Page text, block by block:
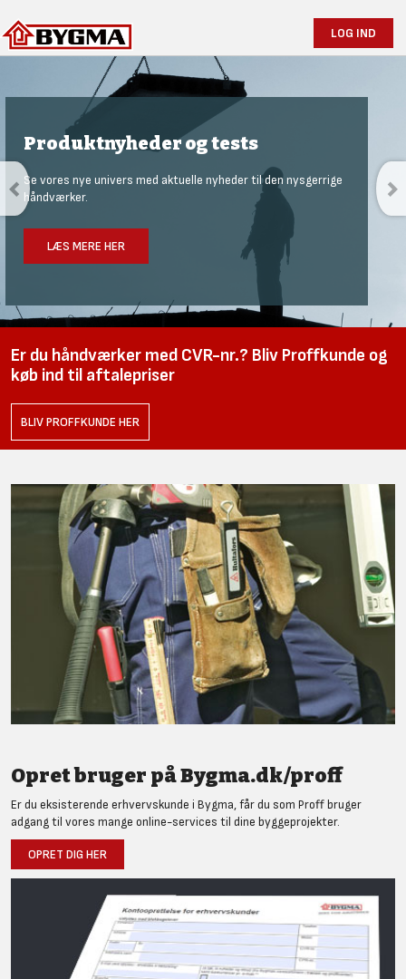
LOG IND
Produktnyheder og tests
Se vores nye univers med aktuelle nyheder til den nysgerrige
håndværker.
LÆS MERE HER
Er du håndværker med CVR-nr.? Bliv Proffkunde og
køb ind til aftalepriser
BLIV PROFFKUNDE HER
Opret bruger på Bygma.dk/proff
Er du eksisterende erhvervskunde i Bygma, får du som Proff bruger
adgang til vores mange online-services til dine byggeprojekter.
OPRET DIG HER